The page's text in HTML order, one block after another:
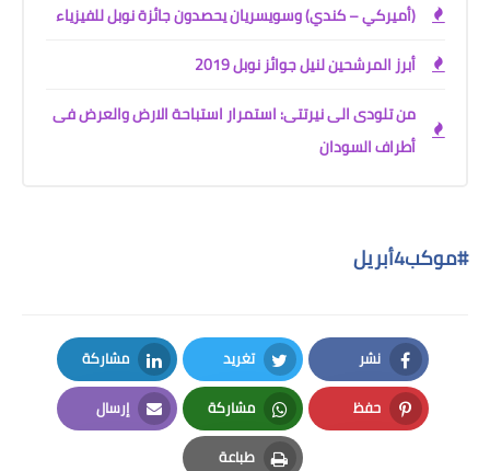
(أميركي – كندي) وسويسريان يحصدون جائزة نوبل للفيزياء
أبرز المرشحين لنيل جوائز نوبل 2019
من تلودى الى نيرتتى: استمرار استباحة الارض والعرض فى
أطراف السودان
#موكب4أبريل
نشر
Facebook
تغريد
Twitter
مشاركة
LinkedIn
حفظ
Pinterest
مشاركة
Whatsapp
إرسال
Email
طباعة